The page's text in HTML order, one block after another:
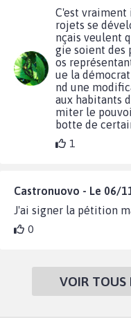
C'est vraiment
rojets se
nçais veulent
gie soient des
os
ue la
nd une
aux habitants
miter le
botte de
1
Castronuovo - Le 06/
J'ai signer la pétition
0
VOIR TOUS